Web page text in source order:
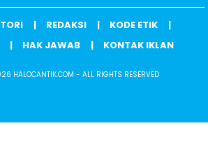
REDAKSI
KODE ETIK
HAK JAWAB KONTAK IKLAN
HALOCANTIK.COM - ALL RIGHTS RESERVED